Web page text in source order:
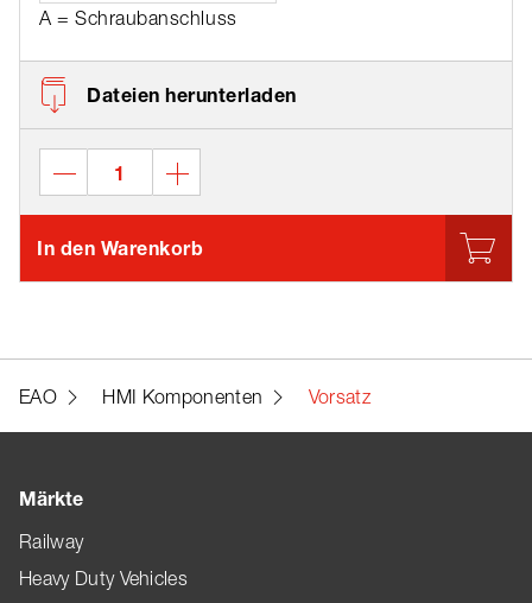
A = Schraubanschluss
Dateien herunterladen
In den Warenkorb
EAO HMI Komponenten Vorsatz
Märkte
Railway
Heavy Duty Vehicles